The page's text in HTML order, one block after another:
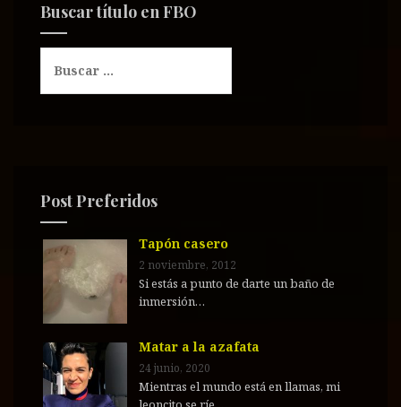
Buscar título en FBO
s
Post Preferidos
Tapón casero
2 noviembre, 2012
Si estás a punto de darte un baño de
inmersión…
Matar a la azafata
24 junio, 2020
Mientras el mundo está en llamas, mi